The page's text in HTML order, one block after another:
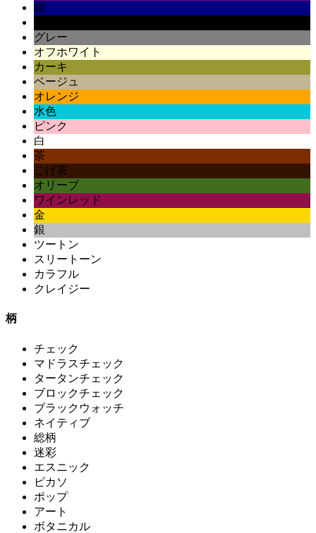
紺
グレー
オフホワイト
カーキ
ベージュ
オレンジ
水色
ピンク
白
茶
こげ茶
オリーブ
ワインレッド
金
銀
ツートン
スリートーン
カラフル
クレイジー
柄
チェック
マドラスチェック
タータンチェック
ブロックチェック
ブラックウォッチ
ネイティブ
総柄
迷彩
エスニック
ピカソ
ポップ
アート
ボタニカル